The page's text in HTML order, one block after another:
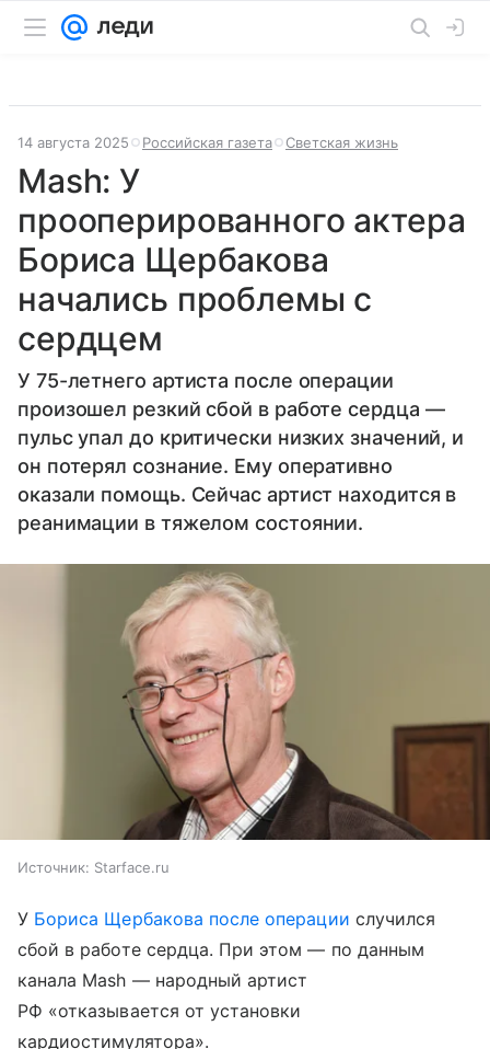
14 августа 2025 Российская газета Светская жизнь
Mash: У
прооперированного актера
Бориса Щербакова
начались проблемы с
сердцем
У 75-летнего артиста после операции
произошел резкий сбой в работе сердца —
пульс упал до критически низких значений, и
он потерял сознание. Ему оперативно
оказали помощь. Сейчас артист находится в
реанимации в тяжелом состоянии.
Источник: Starface.ru
У Бориса Щербакова после операции случился
сбой в работе сердца. При этом — по данным
канала Mash — народный артист
РФ «отказывается от установки
кардиостимулятора».